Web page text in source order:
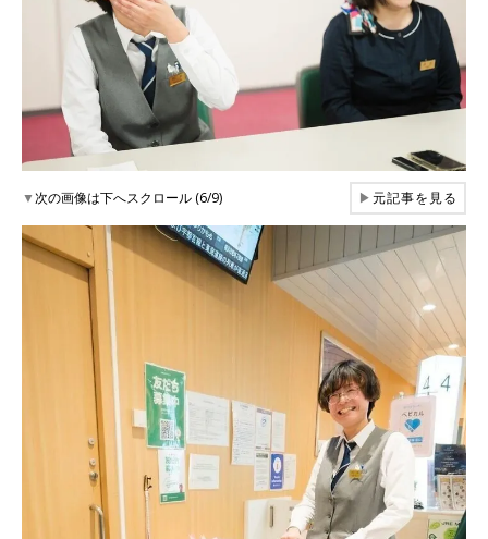
▼次の画像は下へスクロール (6/9) ▶元記事を見る